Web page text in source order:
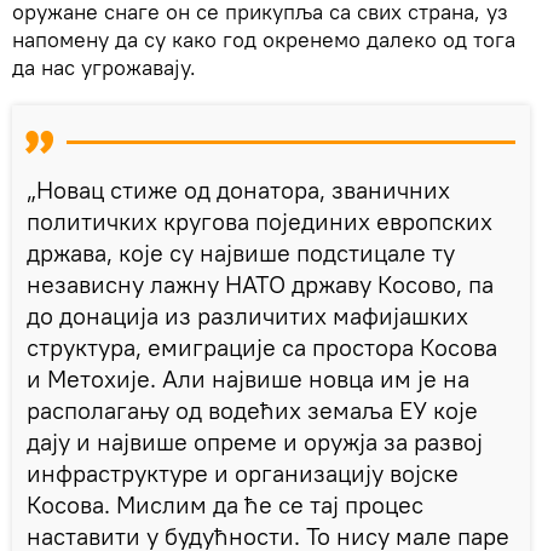
оружане снаге он се прикупља са свих страна, уз
напомену да су како год окренемо далеко од тога
да нас угрожавају.
„Новац стиже од донатора, званичних
политичких кругова појединих европских
држава, које су највише подстицале ту
независну лажну НАТО државу Косово, па
до донација из различитих мафијашких
структура, емиграције са простора Косова
и Метохије. Али највише новца им је на
располагању од водећих земаља ЕУ које
дају и највише опреме и оружја за развој
инфраструктуре и организацију војске
Косова. Мислим да ће се тај процес
наставити у будућности. То нису мале паре